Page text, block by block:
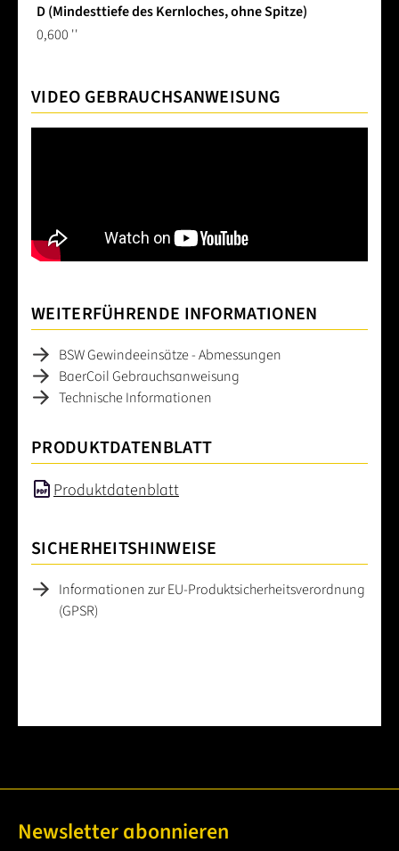
D (Mindesttiefe des Kernloches, ohne Spitze)
0,600 ''
VIDEO GEBRAUCHSANWEISUNG
WEITERFÜHRENDE INFORMATIONEN
BSW Gewindeeinsätze - Abmessungen
BaerCoil Gebrauchsanweisung
Technische Informationen
PRODUKTDATENBLATT
Produktdatenblatt
SICHERHEITSHINWEISE
Informationen zur EU-Produktsicherheitsverordnung
(GPSR)
Newsletter abonnieren